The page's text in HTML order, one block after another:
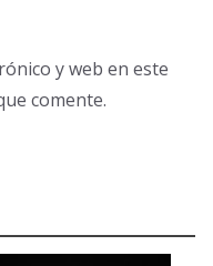
y web en este
comente.